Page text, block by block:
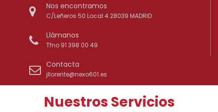
Nos encontramos
C/Leñeros 50 Local 4 28039 MADRID
Llámanos
Tfno 91 398 00 49
Contacta
jllorente@nexo601.es
Nuestros Servicios